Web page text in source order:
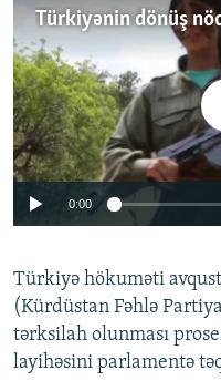
Auto 240p
720p
No media
0:00
Türkiyə hökuməti
(Kürdüstan Fəhlə
tərksilah olunması
layihəsini parlamentə